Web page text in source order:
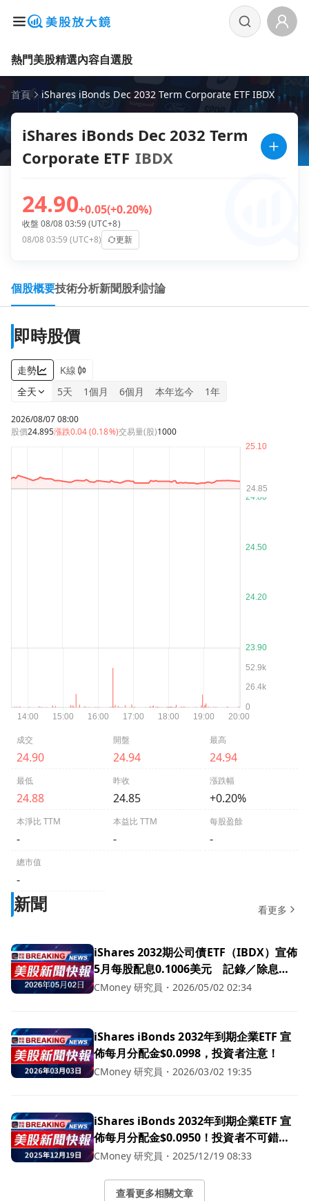
熱門美股精選內容自選股
首頁 iShares iBonds Dec 2032 Term Corporate ETF IBDX
iShares iBonds Dec 2032 Term
Corporate ETF IBDX
24.90+0.05(+0.20%)
收盤 08/08 03:59 (UTC+8)
08/08 03:59 (UTC+8)
更新
個股概要技術分析新聞股利討論
即時股價
走勢
K線
全天
5天 1個月 6個月 本年迄今 1年
2026/08/07 08:00
股價24.895漲跌0.04 (0.18%)交易量(股)1000
成交
24.90
開盤
24.94
最高
24.94
最低
24.88
昨收
24.85
漲跌幅
+0.20%
本淨比 TTM
-
本益比 TTM
-
每股盈餘
-
總市值
-
新聞 看更多
iShares 2032期公司債ETF（IBDX）宣佈
5月每股配息0.1006美元 記錄／除息日
均為5月1日、5月6日發放
CMoney 研究員 ・2026/05/02 02:34
iShares iBonds 2032年到期企業ETF 宣
佈每月分配金$0.0998，投資者注意！
CMoney 研究員 ・2026/03/02 19:35
iShares iBonds 2032年到期企業ETF 宣
佈每月分配金$0.0950！投資者不可錯
過！
CMoney 研究員 ・2025/12/19 08:33
查看更多相關文章